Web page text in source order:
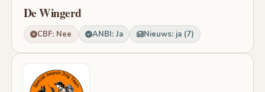
De Wingerd
CBF: Nee ANBI: Ja Nieuws: ja (7)